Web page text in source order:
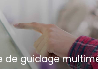
de guidage